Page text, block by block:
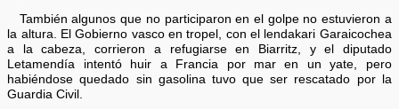
También algunos que no participaron en el golpe no estuvieron a
la altura. El Gobierno vasco en tropel, con el lendakari Garaicochea
a la cabeza, corrieron a refugiarse en Biarritz, y el diputado
Letamendía intentó huir a Francia por mar en un yate, pero
habiéndose quedado sin gasolina tuvo que ser rescatado por la
Guardia Civil.